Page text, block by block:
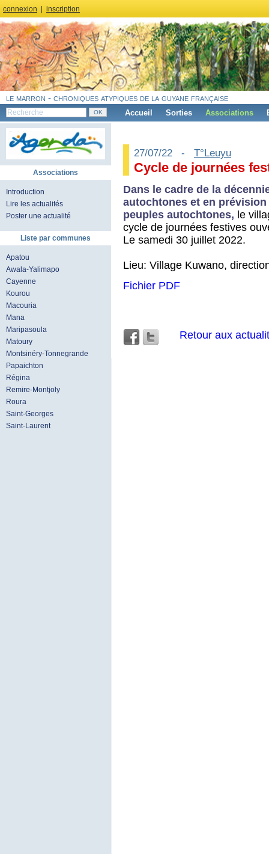
connexion inscription
le marron - chroniques atypiques de la guyane française
Accueil Sorties Associations
Associations
Introduction
Lire les actualités
Poster une actualité
Liste par communes
Apatou
Awala-Yalimapo
Cayenne
Kourou
Macouria
Mana
Maripasoula
Matoury
Montsinéry-Tonnegrande
Papaichton
Régina
Remire-Montjoly
Roura
Saint-Georges
Saint-Laurent
27/07/22 - T°Leuyu
Cycle de journées
Dans le cadre de la
autochtones et en
peuples autochtones, le
cycle de journées festives
Le samedi 30 juillet 2022.
Lieu: Village Kuwano,
Fichier PDF
Retour aux